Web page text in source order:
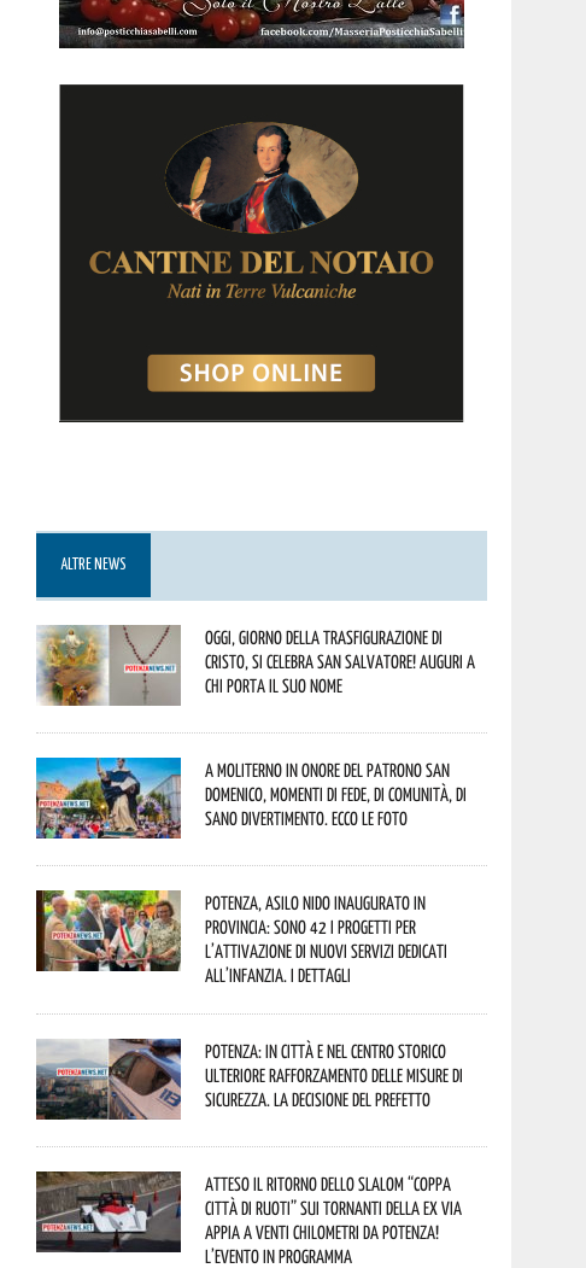
ALTRE NEWS
Oggi, giorno della Trasfigurazione di
Cristo, si celebra San Salvatore! Auguri a
chi porta il suo nome
A Moliterno in onore del Patrono San
Domenico, momenti di fede, di comunità, di
sano divertimento. Ecco le foto
Potenza, asilo nido inaugurato in
provincia: sono 42 i progetti per
l’attivazione di nuovi servizi dedicati
all’infanzia. I dettagli
Potenza: in città e nel centro storico
ulteriore rafforzamento delle misure di
sicurezza. La decisione del Prefetto
Atteso il ritorno dello slalom “Coppa
Città di Ruoti” sui tornanti della ex via
Appia a venti chilometri da Potenza!
L’evento in programma